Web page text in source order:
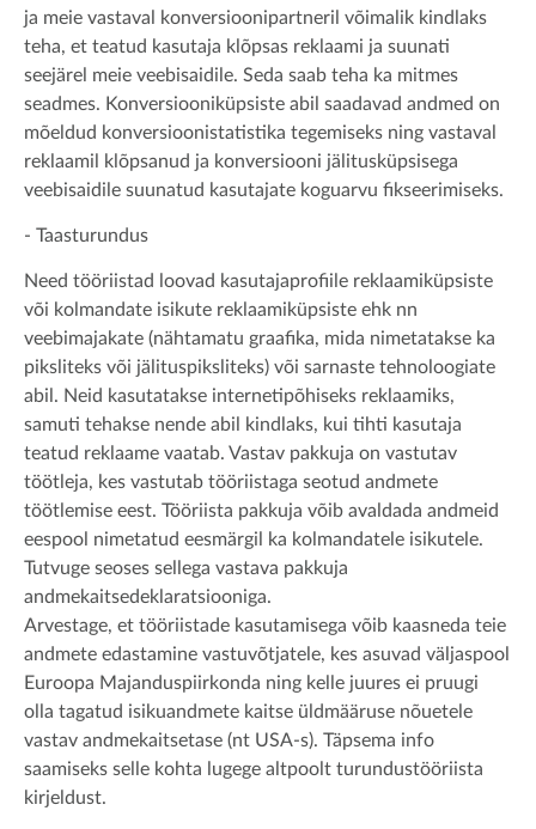
ja meie vastaval konversioonipartneril võimalik kindlaks
teha, et teatud kasutaja klõpsas reklaami ja suunati
seejärel meie veebisaidile. Seda saab teha ka mitmes
seadmes. Konversiooniküpsiste abil saadavad andmed on
mõeldud konversioonistatistika tegemiseks ning vastaval
reklaamil klõpsanud ja konversiooni jälitusküpsisega
veebisaidile suunatud kasutajate koguarvu fikseerimiseks.
- Taasturundus
Need tööriistad loovad kasutajaprofiile reklaamiküpsiste
või kolmandate isikute reklaamiküpsiste ehk nn
veebimajakate (nähtamatu graafika, mida nimetatakse ka
piksliteks või jälituspiksliteks) või sarnaste tehnoloogiate
abil. Neid kasutatakse internetipõhiseks reklaamiks,
samuti tehakse nende abil kindlaks, kui tihti kasutaja
teatud reklaame vaatab. Vastav pakkuja on vastutav
töötleja, kes vastutab tööriistaga seotud andmete
töötlemise eest. Tööriista pakkuja võib avaldada andmeid
eespool nimetatud eesmärgil ka kolmandatele isikutele.
Tutvuge seoses sellega vastava pakkuja
andmekaitsedeklaratsiooniga.
Arvestage, et tööriistade kasutamisega võib kaasneda teie
andmete edastamine vastuvõtjatele, kes asuvad väljaspool
Euroopa Majanduspiirkonda ning kelle juures ei pruugi
olla tagatud isikuandmete kaitse üldmääruse nõuetele
vastav andmekaitsetase (nt USA-s). Täpsema info
saamiseks selle kohta lugege altpoolt turundustööriista
kirjeldust.